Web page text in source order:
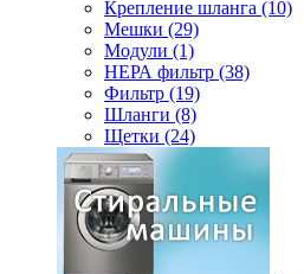
Крепление шланга (10)
Мешки (29)
Модули (1)
НЕРА фильтр (38)
Фильтр (19)
Шланги (8)
Щетки (24)